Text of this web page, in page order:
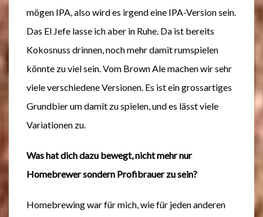
mögen IPA, also wird es irgend eine IPA-Version sein.
Das El Jefe lasse ich aber in Ruhe. Da ist bereits
Kokosnuss drinnen, noch mehr damit rumspielen
könnte zu viel sein. Vom Brown Ale machen wir sehr
viele verschiedene Versionen. Es ist ein grossartiges
Grundbier um damit zu spielen, und es lässt viele
Variationen zu.
Was hat dich dazu bewegt, nicht mehr nur
Homebrewer sondern Profibrauer zu sein?
Homebrewing war für mich, wie für jeden anderen